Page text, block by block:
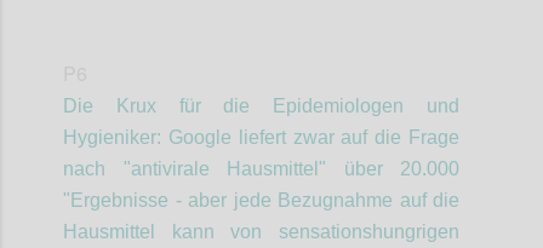
Die Krux für die Epidemiologen und
Hygieniker: Google liefert zwar auf die Frage
nach "antivirale Hausmittel" über 20.000
"Ergebnisse - aber jede Bezugnahme auf die
Hausmittel kann von sensationshungrigen